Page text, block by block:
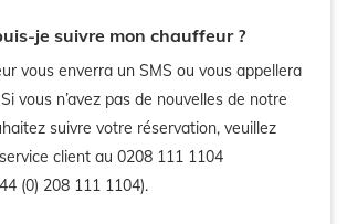
je suivre mon chauffeur ?
vous enverra un SMS ou vous appellera
vous n’avez pas de nouvelles de notre
suivre votre réservation, veuillez
client au 0208 111 1104
(0) 208 111 1104).